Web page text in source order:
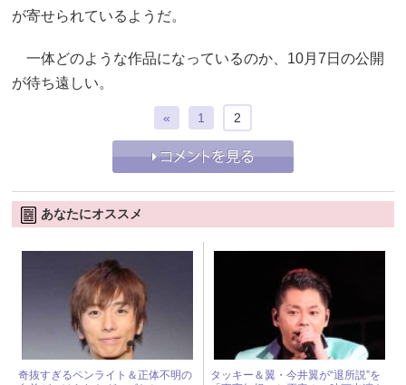
が寄せられているようだ。
一体どのような作品になっているのか、10月7日の公開
が待ち遠しい。
« 1 2
あなたにオススメ
奇抜すぎるペンライト＆正体不明の
タッキー＆翼・今井翼が“退所説”を